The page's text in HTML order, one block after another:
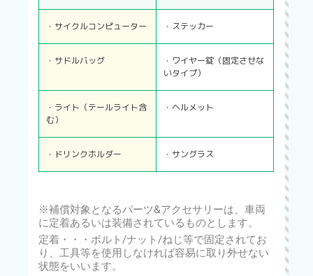
・サイクルコンピューター ・ステッカー
・サドルバッグ
・ワイヤー錠（固定させな
いタイプ）
・ライト（テールライト含
む）
・ヘルメット
・ドリンクホルダー ・サングラス
※補償対象となるパーツ&アクセサリーは、車両
に定着あるいは装備されているものとします。
定着・・・ボルト/ナット/ねじ等で固定されてお
り、工具等を使用しなければ容易に取り外せない
状態をいいます。